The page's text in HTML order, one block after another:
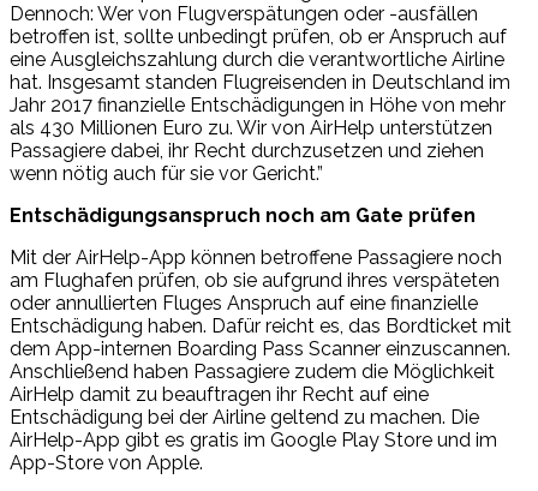
Dennoch: Wer von Flugverspätungen oder -ausfällen
betroffen ist, sollte unbedingt prüfen, ob er Anspruch auf
eine Ausgleichszahlung durch die verantwortliche Airline
hat. Insgesamt standen Flugreisenden in Deutschland im
Jahr 2017 finanzielle Entschädigungen in Höhe von mehr
als 430 Millionen Euro zu. Wir von AirHelp unterstützen
Passagiere dabei, ihr Recht durchzusetzen und ziehen
wenn nötig auch für sie vor Gericht.”
Entschädigungsanspruch noch am Gate prüfen
Mit der AirHelp-App können betroffene Passagiere noch
am Flughafen prüfen, ob sie aufgrund ihres verspäteten
oder annullierten Fluges Anspruch auf eine finanzielle
Entschädigung haben. Dafür reicht es, das Bordticket mit
dem App-internen Boarding Pass Scanner einzuscannen.
Anschließend haben Passagiere zudem die Möglichkeit
AirHelp damit zu beauftragen ihr Recht auf eine
Entschädigung bei der Airline geltend zu machen. Die
AirHelp-App gibt es gratis im Google Play Store und im
App-Store von Apple.